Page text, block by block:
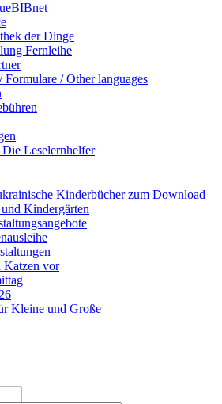
der Dinge
Fernleihe
Formulare / Other languages
Leselernhelfer
Kinderbücher zum Download
Kindergärten
Katzen vor
Kleine und Große